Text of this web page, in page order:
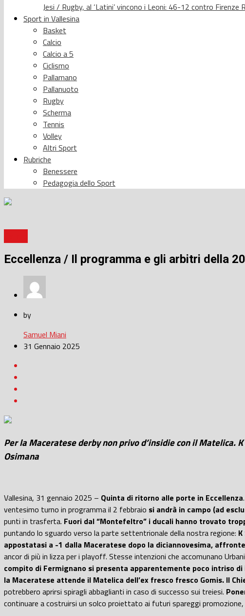
Jesi / Rugby, al ‘Latini’ vincono i Leoni: 46-12 contro Firenze
Sport in Vallesina
Basket
Calcio
Calcio a 5
Ciclismo
Pallamano
Pallanuoto
Rugby
Scherma
Tennis
Volley
Altri Sport
Rubriche
Benessere
Pedagogia dello Sport
Eccellenza / Il programma e gli arbitri della
by
Samuel Miani
31 Gennaio 2025
Per la Maceratese derby non privo d’insidie con il Matelica.
Osimana
Vallesina, 31 gennaio 2025 – Quinta di ritorno alle porte in Eccellenza
ventesimo turno in programma il 2 febbraio si andrà in campo (ad
punti in trasferta. Fuori dal “Montefeltro” i ducali hanno trovato
puntando lo sguardo verso la parte settentrionale della nostra regione:
appostatasi a -1 dalla Maceratese dopo la diciannovesima,
ancor di più in lizza per i playoff. Stesse intenzioni che accomunano
compito di Fermignano si presenta apparentemente poco intriso di
la Maceratese attende il Matelica dell’ex fresco fresco Gomis. Il
potrebbero aprirsi spiragli abbaglianti in caso di successo sui treiesi.
continuare a costruirsi un solco proiettato ai futuri spareggi